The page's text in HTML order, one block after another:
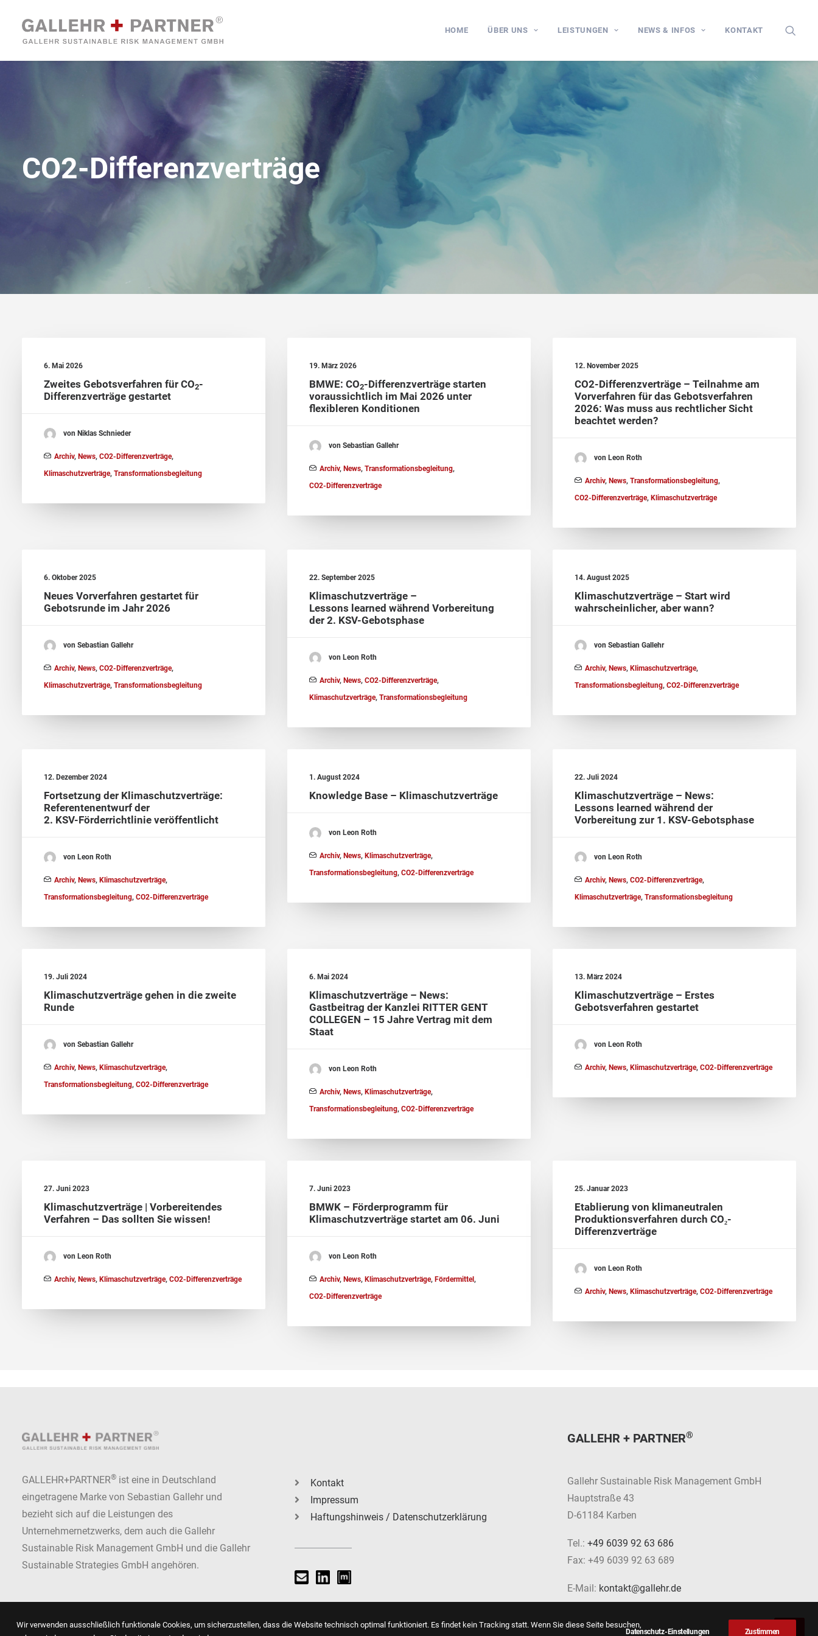
HOME ÜBER UNS LEISTUNGEN NEWS & INFOS KONTAKT
CO2-Differenzverträge
6. Mai 2026
Zweites Gebotsverfahren für CO2-
Differenzverträge gestartet
von Niklas Schnieder
Archiv, News, CO2-Differenzverträge,
Klimaschutzverträge, Transformationsbegleitung
19. März 2026
BMWE: CO2-Differenzverträge starten
voraussichtlich im Mai 2026 unter
flexibleren Konditionen
von Sebastian Gallehr
Archiv, News, Transformationsbegleitung,
CO2-Differenzverträge
12. November 2025
CO2-Differenzverträge – Teilnahme am
Vorverfahren für das Gebotsverfahren
2026: Was muss aus rechtlicher Sicht
beachtet werden?
von Leon Roth
Archiv, News, Transformationsbegleitung,
CO2-Differenzverträge, Klimaschutzverträge
6. Oktober 2025
Neues Vorverfahren gestartet für
Gebotsrunde im Jahr 2026
von Sebastian Gallehr
Archiv, News, CO2-Differenzverträge,
Klimaschutzverträge, Transformationsbegleitung
22. September 2025
Klimaschutzverträge –
Lessons learned während Vorbereitung
der 2. KSV-Gebotsphase
von Leon Roth
Archiv, News, CO2-Differenzverträge,
Klimaschutzverträge, Transformationsbegleitung
14. August 2025
Klimaschutzverträge – Start wird
wahrscheinlicher, aber wann?
von Sebastian Gallehr
Archiv, News, Klimaschutzverträge,
Transformationsbegleitung, CO2-Differenzverträge
12. Dezember 2024
Fortsetzung der Klimaschutzverträge:
Referentenentwurf der
2. KSV-Förderrichtlinie veröffentlicht
von Leon Roth
Archiv, News, Klimaschutzverträge,
Transformationsbegleitung, CO2-Differenzverträge
1. August 2024
Knowledge Base – Klimaschutzverträge
von Leon Roth
Archiv, News, Klimaschutzverträge,
Transformationsbegleitung, CO2-Differenzverträge
22. Juli 2024
Klimaschutzverträge – News:
Lessons learned während der
Vorbereitung zur 1. KSV-Gebotsphase
von Leon Roth
Archiv, News, CO2-Differenzverträge,
Klimaschutzverträge, Transformationsbegleitung
19. Juli 2024
Klimaschutzverträge gehen in die zweite
Runde
von Sebastian Gallehr
Archiv, News, Klimaschutzverträge,
Transformationsbegleitung, CO2-Differenzverträge
6. Mai 2024
Klimaschutzverträge – News:
Gastbeitrag der Kanzlei RITTER GENT
COLLEGEN – 15 Jahre Vertrag mit dem
Staat
von Leon Roth
Archiv, News, Klimaschutzverträge,
Transformationsbegleitung, CO2-Differenzverträge
13. März 2024
Klimaschutzverträge – Erstes
Gebotsverfahren gestartet
von Leon Roth
Archiv, News, Klimaschutzverträge, CO2-Differenzverträge
27. Juni 2023
Klimaschutzverträge | Vorbereitendes
Verfahren – Das sollten Sie wissen!
von Leon Roth
Archiv, News, Klimaschutzverträge, CO2-Differenzverträge
7. Juni 2023
BMWK – Förderprogramm für
Klimaschutzverträge startet am 06. Juni
von Leon Roth
Archiv, News, Klimaschutzverträge, Fördermittel,
CO2-Differenzverträge
25. Januar 2023
Etablierung von klimaneutralen
Produktionsverfahren durch CO₂-
Differenzverträge
von Leon Roth
Archiv, News, Klimaschutzverträge, CO2-Differenzverträge
GALLEHR+PARTNER® ist eine in Deutschland
eingetragene Marke von Sebastian Gallehr und
bezieht sich auf die Leistungen des
Unternehmernetzwerks, dem auch die Gallehr
Sustainable Risk Management GmbH und die Gallehr
Sustainable Strategies GmbH angehören.
Kontakt
Impressum
Haftungshinweis / Datenschutzerklärung
GALLEHR + PARTNER®
Gallehr Sustainable Risk Management GmbH
Hauptstraße 43
D-61184 Karben
Tel.: +49 6039 92 63 686
Fax: +49 6039 92 63 689
E-Mail: kontakt@gallehr.de
Wir verwenden ausschließlich funktionale Cookies, um sicherzustellen, dass die Website technisch optimal funktioniert. Es findet kein Tracking statt. Wenn Sie diese Seite besuchen,
Datenschutz-Einstellungen Zustimmen